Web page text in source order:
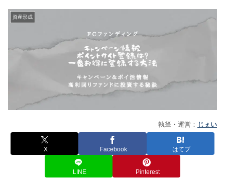
資産形成
執筆・運営： じぇい
X Facebook はてブ
LINE Pinterest